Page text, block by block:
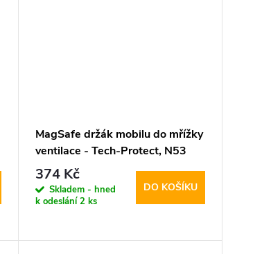
MagSafe držák mobilu do mřížky
ventilace - Tech-Protect, N53
374 Kč
Skladem - hned
k odeslání2 ks
DO KOŠÍKU